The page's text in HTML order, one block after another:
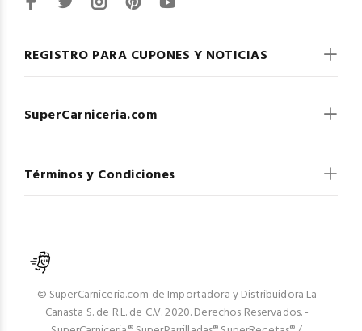
REGISTRO PARA CUPONES Y NOTICIAS
SuperCarniceria.com
Términos y Condiciones
© SuperCarniceria.com de Importadora y Distribuidora La
Canasta S. de R.L. de C.V. 2020. Derechos Reservados. -